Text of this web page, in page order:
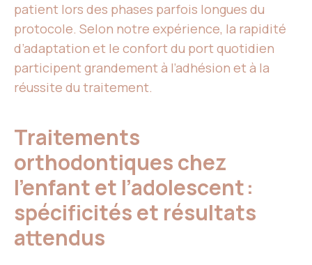
patient lors des phases parfois longues du
protocole. Selon notre expérience, la rapidité
d’adaptation et le confort du port quotidien
participent grandement à l’adhésion et à la
réussite du traitement.
Traitements
orthodontiques chez
l’enfant et l’adolescent :
spécificités et résultats
attendus